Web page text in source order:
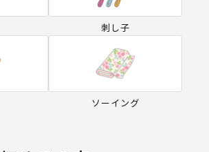
刺し子
ソーイング